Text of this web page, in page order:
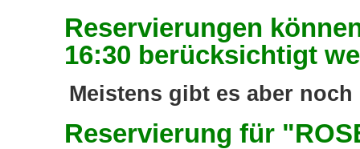
Reservierungen
16:30 berücksichtigt
Meistens gibt es aber
Reservierung für